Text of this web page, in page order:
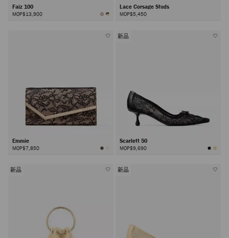
Faiz 100
MOP$13,900
Lace Corsage Studs
MOP$5,450
Emmie
MOP$7,850
新品
Scarlett 50
MOP$9,690
新品 新品